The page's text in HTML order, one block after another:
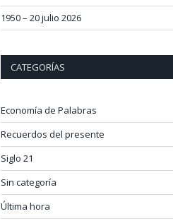
1950 – 20 julio 2026
CATEGORÍAS
Economía de Palabras
Recuerdos del presente
Siglo 21
Sin categoría
Última hora